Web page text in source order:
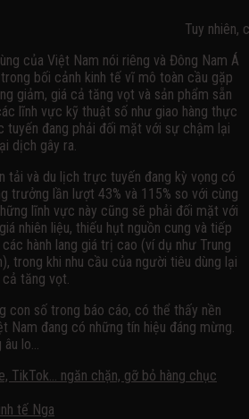
còn đó những
của Việt Nam nói riêng và Đông Nam Á
bối cảnh kinh tế vĩ mô toàn cầu gặp
giảm, giá cả tăng vọt và sản phẩm sẵn
lĩnh vực kỹ thuật số như giao hàng thực
tuyến đang phải đối mặt với sự chậm lại
dịch gây ra.
tải và du lịch trực tuyến đang kỳ vọng có
trưởng lần lượt 43% và 115% so với cùng
lĩnh vực này cũng sẽ phải đối mặt với
nhiên liệu, thiếu hụt nguồn cung và tiếp
hành lang giá trị cao (ví dụ như Trung
trong khi nhu cầu của người tiêu dùng lại
cả tăng vọt.
con số trong báo cáo, có thể thấy nền
Nam đang có những tín hiệu đáng mừng.
âu lo…
TikTok… ngăn chặn, gỡ bỏ hàng chục
tế Nga